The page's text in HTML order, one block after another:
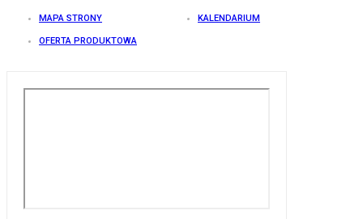
MAPA STRONY KALENDARIUM
OFERTA PRODUKTOWA